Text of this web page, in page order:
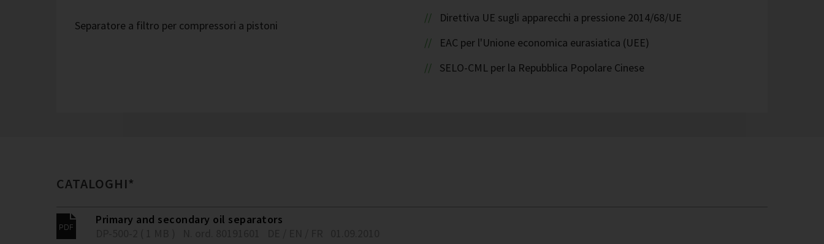
Separatore a filtro per compressori a pistoni
Direttiva UE sugli apparecchi a pressione 2014/68/UE
EAC per l'Unione economica eurasiatica (UEE)
SELO-CML per la Repubblica Popolare Cinese
CATALOGHI*
Primary and secondary oil separators